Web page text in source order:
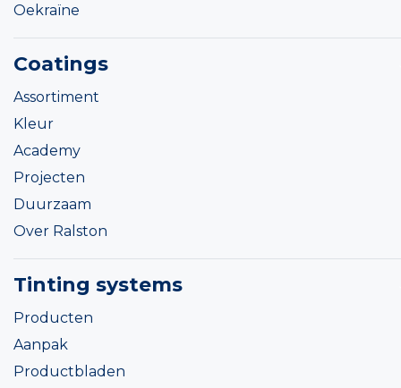
Oekraïne
Coatings
Assortiment
Kleur
Academy
Projecten
Duurzaam
Over Ralston
Tinting systems
Producten
Aanpak
Productbladen